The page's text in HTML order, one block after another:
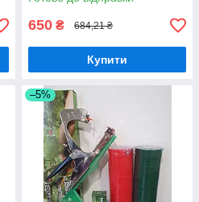
метрів✚скоби 10000 штук
650 ₴ 684,21 ₴
Купити
–5%